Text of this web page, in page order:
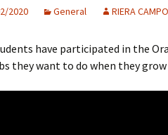
2020 General RIERA
have participated in the
they want to do when they grow